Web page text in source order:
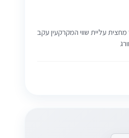
עליית שווי המקרקעין עקב